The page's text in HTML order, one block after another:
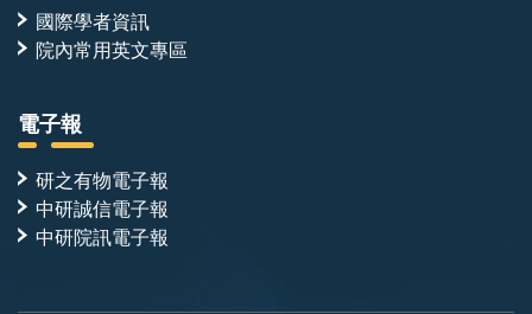
國際學者資訊
院內常用英文專區
電子報
研之有物電子報
中研誠信電子報
中研院訊電子報